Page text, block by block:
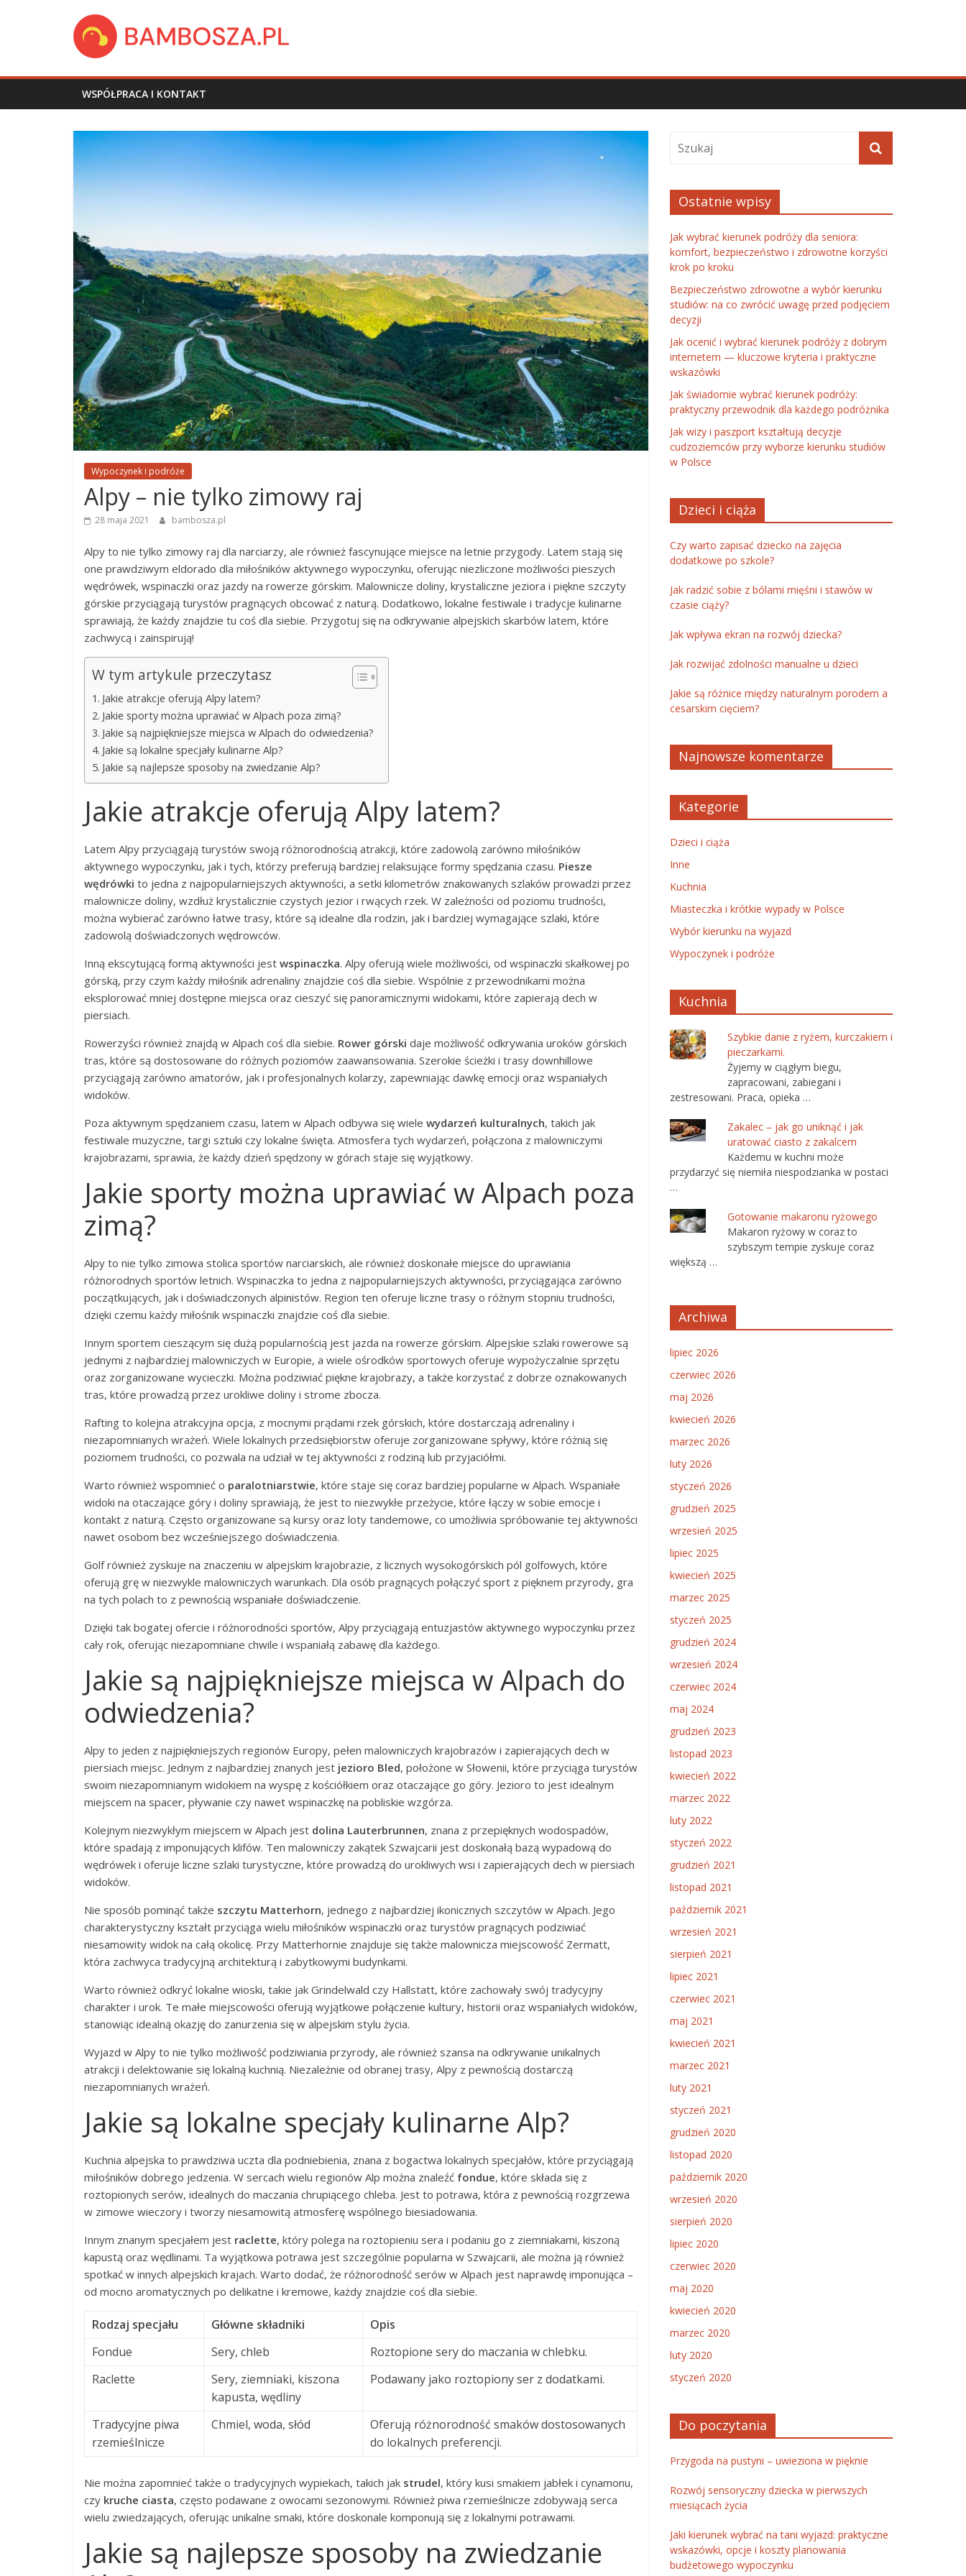
bambosza.pl
WSPÓŁPRACA I KONTAKT
Wypoczynek i podróże
Alpy – nie tylko zimowy raj
28 maja 2021 bambosza.pl
Alpy to nie tylko zimowy raj dla narciarzy, ale również fascynujące miejsce na letnie przygody. Latem stają się
one prawdziwym eldorado dla miłośników aktywnego wypoczynku, oferując niezliczone możliwości pieszych
wędrówek, wspinaczki oraz jazdy na rowerze górskim. Malownicze doliny, krystaliczne jeziora i piękne szczyty
górskie przyciągają turystów pragnących obcować z naturą. Dodatkowo, lokalne festiwale i tradycje kulinarne
sprawiają, że każdy znajdzie tu coś dla siebie. Przygotuj się na odkrywanie alpejskich skarbów latem, które
zachwycą i zainspirują!
W tym artykule przeczytasz
Jakie atrakcje oferują Alpy latem?
Jakie sporty można uprawiać w Alpach poza zimą?
Jakie są najpiękniejsze miejsca w Alpach do odwiedzenia?
Jakie są lokalne specjały kulinarne Alp?
Jakie są najlepsze sposoby na zwiedzanie Alp?
Jakie atrakcje oferują Alpy latem?
Latem Alpy przyciągają turystów swoją różnorodnością atrakcji, które zadowolą zarówno miłośników
aktywnego wypoczynku, jak i tych, którzy preferują bardziej relaksujące formy spędzania czasu. Piesze
wędrówki to jedna z najpopularniejszych aktywności, a setki kilometrów znakowanych szlaków prowadzi przez
malownicze doliny, wzdłuż krystalicznie czystych jezior i rwących rzek. W zależności od poziomu trudności,
można wybierać zarówno łatwe trasy, które są idealne dla rodzin, jak i bardziej wymagające szlaki, które
zadowolą doświadczonych wędrowców.
Inną ekscytującą formą aktywności jest wspinaczka. Alpy oferują wiele możliwości, od wspinaczki skałkowej po
górską, przy czym każdy miłośnik adrenaliny znajdzie coś dla siebie. Wspólnie z przewodnikami można
eksplorować mniej dostępne miejsca oraz cieszyć się panoramicznymi widokami, które zapierają dech w
piersiach.
Rowerzyści również znajdą w Alpach coś dla siebie. Rower górski daje możliwość odkrywania uroków górskich
tras, które są dostosowane do różnych poziomów zaawansowania. Szerokie ścieżki i trasy downhillowe
przyciągają zarówno amatorów, jak i profesjonalnych kolarzy, zapewniając dawkę emocji oraz wspaniałych
widoków.
Poza aktywnym spędzaniem czasu, latem w Alpach odbywa się wiele wydarzeń kulturalnych, takich jak
festiwale muzyczne, targi sztuki czy lokalne święta. Atmosfera tych wydarzeń, połączona z malowniczymi
krajobrazami, sprawia, że każdy dzień spędzony w górach staje się wyjątkowy.
Jakie sporty można uprawiać w Alpach poza
zimą?
Alpy to nie tylko zimowa stolica sportów narciarskich, ale również doskonałe miejsce do uprawiania
różnorodnych sportów letnich. Wspinaczka to jedna z najpopularniejszych aktywności, przyciągająca zarówno
początkujących, jak i doświadczonych alpinistów. Region ten oferuje liczne trasy o różnym stopniu trudności,
dzięki czemu każdy miłośnik wspinaczki znajdzie coś dla siebie.
Innym sportem cieszącym się dużą popularnością jest jazda na rowerze górskim. Alpejskie szlaki rowerowe są
jednymi z najbardziej malowniczych w Europie, a wiele ośrodków sportowych oferuje wypożyczalnie sprzętu
oraz zorganizowane wycieczki. Można podziwiać piękne krajobrazy, a także korzystać z dobrze oznakowanych
tras, które prowadzą przez urokliwe doliny i strome zbocza.
Rafting to kolejna atrakcyjna opcja, z mocnymi prądami rzek górskich, które dostarczają adrenaliny i
niezapomnianych wrażeń. Wiele lokalnych przedsiębiorstw oferuje zorganizowane spływy, które różnią się
poziomem trudności, co pozwala na udział w tej aktywności z rodziną lub przyjaciółmi.
Warto również wspomnieć o paralotniarstwie, które staje się coraz bardziej popularne w Alpach. Wspaniałe
widoki na otaczające góry i doliny sprawiają, że jest to niezwykłe przeżycie, które łączy w sobie emocje i
kontakt z naturą. Często organizowane są kursy oraz loty tandemowe, co umożliwia spróbowanie tej aktywności
nawet osobom bez wcześniejszego doświadczenia.
Golf również zyskuje na znaczeniu w alpejskim krajobrazie, z licznych wysokogórskich pól golfowych, które
oferują grę w niezwykle malowniczych warunkach. Dla osób pragnących połączyć sport z pięknem przyrody, gra
na tych polach to z pewnością wspaniałe doświadczenie.
Dzięki tak bogatej ofercie i różnorodności sportów, Alpy przyciągają entuzjastów aktywnego wypoczynku przez
cały rok, oferując niezapomniane chwile i wspaniałą zabawę dla każdego.
Jakie są najpiękniejsze miejsca w Alpach do
odwiedzenia?
Alpy to jeden z najpiękniejszych regionów Europy, pełen malowniczych krajobrazów i zapierających dech w
piersiach miejsc. Jednym z najbardziej znanych jest jezioro Bled, położone w Słowenii, które przyciąga turystów
swoim niezapomnianym widokiem na wyspę z kościółkiem oraz otaczające go góry. Jezioro to jest idealnym
miejscem na spacer, pływanie czy nawet wspinaczkę na pobliskie wzgórza.
Kolejnym niezwykłym miejscem w Alpach jest dolina Lauterbrunnen, znana z przepięknych wodospadów,
które spadają z imponujących klifów. Ten malowniczy zakątek Szwajcarii jest doskonałą bazą wypadową do
wędrówek i oferuje liczne szlaki turystyczne, które prowadzą do urokliwych wsi i zapierających dech w piersiach
widoków.
Nie sposób pominąć także szczytu Matterhorn, jednego z najbardziej ikonicznych szczytów w Alpach. Jego
charakterystyczny kształt przyciąga wielu miłośników wspinaczki oraz turystów pragnących podziwiać
niesamowity widok na całą okolicę. Przy Matterhornie znajduje się także malownicza miejscowość Zermatt,
która zachwyca tradycyjną architekturą i zabytkowymi budynkami.
Warto również odkryć lokalne wioski, takie jak Grindelwald czy Hallstatt, które zachowały swój tradycyjny
charakter i urok. Te małe miejscowości oferują wyjątkowe połączenie kultury, historii oraz wspaniałych widoków,
stanowiąc idealną okazję do zanurzenia się w alpejskim stylu życia.
Wyjazd w Alpy to nie tylko możliwość podziwiania przyrody, ale również szansa na odkrywanie unikalnych
atrakcji i delektowanie się lokalną kuchnią. Niezależnie od obranej trasy, Alpy z pewnością dostarczą
niezapomnianych wrażeń.
Jakie są lokalne specjały kulinarne Alp?
Kuchnia alpejska to prawdziwa uczta dla podniebienia, znana z bogactwa lokalnych specjałów, które przyciągają
miłośników dobrego jedzenia. W sercach wielu regionów Alp można znaleźć fondue, które składa się z
roztopionych serów, idealnych do maczania chrupiącego chleba. Jest to potrawa, która z pewnością rozgrzewa
w zimowe wieczory i tworzy niesamowitą atmosferę wspólnego biesiadowania.
Innym znanym specjałem jest raclette, który polega na roztopieniu sera i podaniu go z ziemniakami, kiszoną
kapustą oraz wędlinami. Ta wyjątkowa potrawa jest szczególnie popularna w Szwajcarii, ale można ją również
spotkać w innych alpejskich krajach. Warto dodać, że różnorodność serów w Alpach jest naprawdę imponująca –
od mocno aromatycznych po delikatne i kremowe, każdy znajdzie coś dla siebie.
Rodzaj specjału Główne składniki
Opis
Fondue
Sery, chleb
Roztopione sery do maczania w chlebku.
Raclette
Sery, ziemniaki, kiszona
kapusta, wędliny
Podawany jako roztopiony ser z dodatkami.
Tradycyjne piwa
rzemieślnicze
Chmiel, woda, słód
Oferują różnorodność smaków dostosowanych
do lokalnych preferencji.
Nie można zapomnieć także o tradycyjnych wypiekach, takich jak strudel, który kusi smakiem jabłek i cynamonu,
czy kruche ciasta, często podawane z owocami sezonowymi. Również piwa rzemieślnicze zdobywają serca
wielu zwiedzających, oferując unikalne smaki, które doskonale komponują się z lokalnymi potrawami.
Jakie są najlepsze sposoby na zwiedzanie
Ostatnie wpisy
Jak wybrać kierunek podróży dla seniora:
komfort, bezpieczeństwo i zdrowotne korzyści
krok po kroku
Bezpieczeństwo zdrowotne a wybór kierunku
studiów: na co zwrócić uwagę przed podjęciem
decyzji
Jak ocenić i wybrać kierunek podróży z dobrym
internetem — kluczowe kryteria i praktyczne
wskazówki
Jak świadomie wybrać kierunek podróży:
praktyczny przewodnik dla każdego podróżnika
Jak wizy i paszport kształtują decyzje
cudzoziemców przy wyborze kierunku studiów
w Polsce
Dzieci i ciąża
Czy warto zapisać dziecko na zajęcia
dodatkowe po szkole?
Jak radzić sobie z bólami mięśni i stawów w
czasie ciąży?
Jak wpływa ekran na rozwój dziecka?
Jak rozwijać zdolności manualne u dzieci
Jakie są różnice między naturalnym porodem a
cesarskim cięciem?
Najnowsze komentarze
Kategorie
Dzieci i ciąża
Inne
Kuchnia
Miasteczka i krótkie wypady w Polsce
Wybór kierunku na wyjazd
Wypoczynek i podróże
Kuchnia
Szybkie danie z ryżem, kurczakiem i
pieczarkami.
Żyjemy w ciągłym biegu,
zapracowani, zabiegani i
zestresowani. Praca, opieka …
Zakalec – jak go uniknąć i jak
uratować ciasto z zakalcem
Każdemu w kuchni może
przydarzyć się niemiła niespodzianka w postaci
…
Gotowanie makaronu ryżowego
Makaron ryżowy w coraz to
szybszym tempie zyskuje coraz
większą …
Archiwa
lipiec 2026
czerwiec 2026
maj 2026
kwiecień 2026
marzec 2026
luty 2026
styczeń 2026
grudzień 2025
wrzesień 2025
lipiec 2025
kwiecień 2025
marzec 2025
styczeń 2025
grudzień 2024
wrzesień 2024
czerwiec 2024
maj 2024
grudzień 2023
listopad 2023
kwiecień 2022
marzec 2022
luty 2022
styczeń 2022
grudzień 2021
listopad 2021
październik 2021
wrzesień 2021
sierpień 2021
lipiec 2021
czerwiec 2021
maj 2021
kwiecień 2021
marzec 2021
luty 2021
styczeń 2021
grudzień 2020
listopad 2020
październik 2020
wrzesień 2020
sierpień 2020
lipiec 2020
czerwiec 2020
maj 2020
kwiecień 2020
marzec 2020
luty 2020
styczeń 2020
Do poczytania
Przygoda na pustyni – uwieziona w pięknie
Rozwój sensoryczny dziecka w pierwszych
miesiącach życia
Jaki kierunek wybrać na tani wyjazd: praktyczne
wskazówki, opcje i koszty planowania
budżetowego wypoczynku